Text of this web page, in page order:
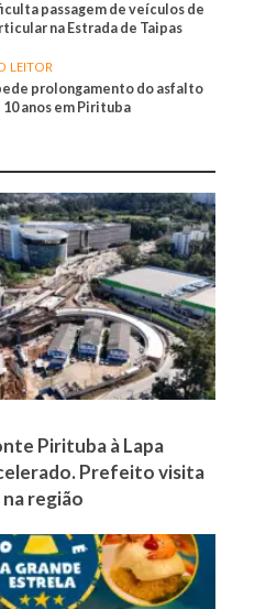
passagem de veículos de
na Estrada de Taipas
LEITOR
prolongamento do asfalto
10 anos em Pirituba
Pirituba à Lapa
Prefeito visita
região